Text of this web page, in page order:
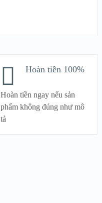
Hoàn tiền 100%
Hoàn tiền ngay nếu sản
phẩm không đúng như mô
tả